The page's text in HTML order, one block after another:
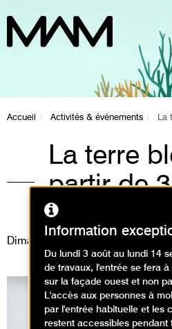
Accueil Activités & événements La
La terre
partir de
Animations /
Dimanche 11 janvier 2026
Information
Du lundi 3 août au lundi 14
de travaux, l'entrée se fera
sur la façade ouest et non
L'accès aux personnes à
par l'entrée habituelle et les
restent accessibles